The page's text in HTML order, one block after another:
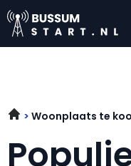
Woonplaats te